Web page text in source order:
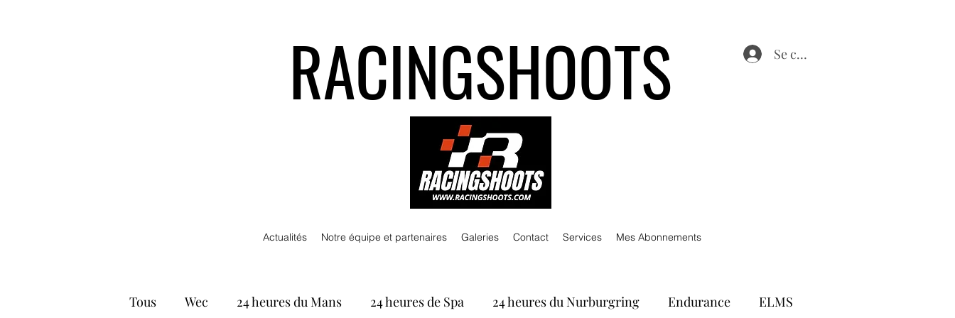
RACINGSHOOTS
Actualités Notre équipe et partenaires Galeries Contact Services Mes Abonnements
Se connecter
Tous Wec 24 heures du Mans 24 heures de Spa 24 heures du Nurburgring Endurance ELMS